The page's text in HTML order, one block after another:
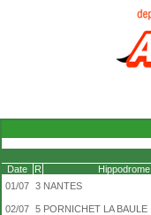
Date
R Hippodrome
01/07 3 NANTES
02/07 5 PORNICHET LA BAULE